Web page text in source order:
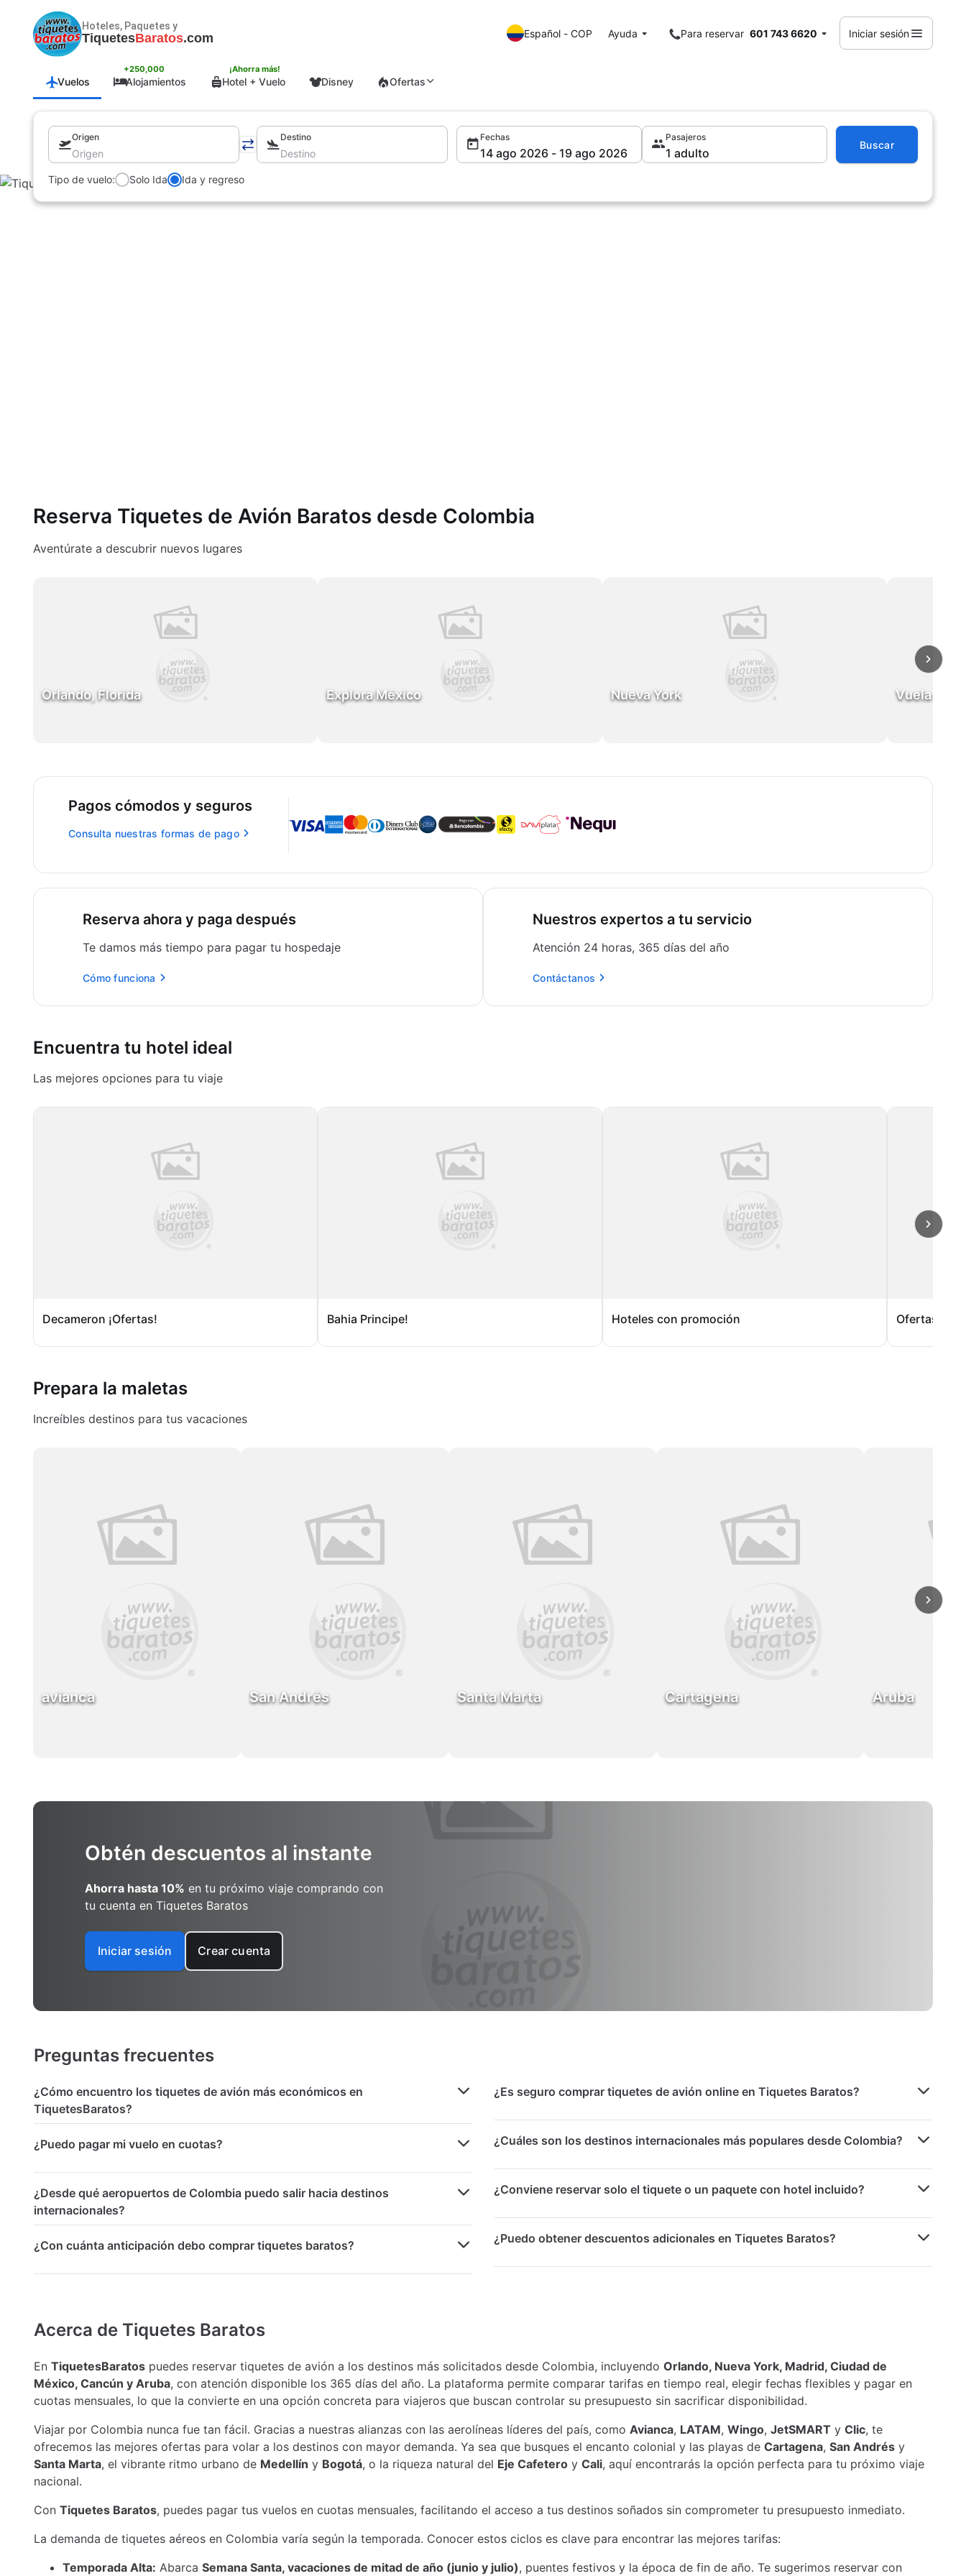
Hoteles, Paquetes y
TiquetesBaratos.com Español - COP Ayuda Para reservar 601 743 6620 Iniciar sesión
Vuelos
+250,000
Alojamientos
¡Ahorra más!
Hotel + Vuelo Disney Ofertas
Tipo de vuelo: Solo Ida Ida y regreso
Origen Destino Fechas Pasajeros
Buscar
Reserva Tiquetes de Avión Baratos desde Colombia
Aventúrate a descubrir nuevos lugares
Orlando, Florida Explora México Nueva York Vuela a
Pagos cómodos y seguros
Consulta nuestras formas de pago
Reserva ahora y paga después
Te damos más tiempo para pagar tu hospedaje
Cómo funciona
Nuestros expertos a tu servicio
Atención 24 horas, 365 días del año
Contáctanos
Encuentra tu hotel ideal
Las mejores opciones para tu viaje
Decameron ¡Ofertas! Bahia Principe! Hoteles con promoción Ofertas
Prepara la maletas
Increíbles destinos para tus vacaciones
avianca San Andrés Santa Marta Cartagena Aruba
Obtén descuentos al instante
Ahorra hasta 10% en tu próximo viaje comprando con
tu cuenta en Tiquetes Baratos
Iniciar sesión Crear cuenta
Preguntas frecuentes
¿Cómo encuentro los tiquetes de avión más económicos en
TiquetesBaratos?
¿Puedo pagar mi vuelo en cuotas?
¿Desde qué aeropuertos de Colombia puedo salir hacia destinos
internacionales?
¿Con cuánta anticipación debo comprar tiquetes baratos?
¿Es seguro comprar tiquetes de avión online en Tiquetes Baratos?
¿Cuáles son los destinos internacionales más populares desde Colombia?
¿Conviene reservar solo el tiquete o un paquete con hotel incluido?
¿Puedo obtener descuentos adicionales en Tiquetes Baratos?
Acerca de Tiquetes Baratos
En TiquetesBaratos puedes reservar tiquetes de avión a los destinos más solicitados desde Colombia, incluyendo Orlando, Nueva York, Madrid, Ciudad de
México, Cancún y Aruba, con atención disponible los 365 días del año. La plataforma permite comparar tarifas en tiempo real, elegir fechas flexibles y pagar en
cuotas mensuales, lo que la convierte en una opción concreta para viajeros que buscan controlar su presupuesto sin sacrificar disponibilidad.
Viajar por Colombia nunca fue tan fácil. Gracias a nuestras alianzas con las aerolíneas líderes del país, como Avianca, LATAM, Wingo, JetSMART y Clic, te
ofrecemos las mejores ofertas para volar a los destinos con mayor demanda. Ya sea que busques el encanto colonial y las playas de Cartagena, San Andrés y
Santa Marta, el vibrante ritmo urbano de Medellín y Bogotá, o la riqueza natural del Eje Cafetero y Cali, aquí encontrarás la opción perfecta para tu próximo viaje
nacional.
Con Tiquetes Baratos, puedes pagar tus vuelos en cuotas mensuales, facilitando el acceso a tus destinos soñados sin comprometer tu presupuesto inmediato.
La demanda de tiquetes aéreos en Colombia varía según la temporada. Conocer estos ciclos es clave para encontrar las mejores tarifas:
Temporada Alta: Abarca Semana Santa, vacaciones de mitad de año (junio y julio), puentes festivos y la época de fin de año. Te sugerimos reservar con